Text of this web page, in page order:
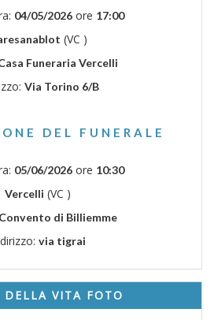
04/05/2026ore 17:00
(VC )
Funeraria Vercelli
Via Torino 6/B
DEL FUNERALE
05/06/2026ore 10:30
Vercelli (VC )
Convento di Billiemme
via tigrai
VITA FOTO